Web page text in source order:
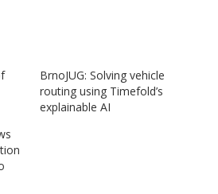
BrnoJUG: Solving vehicle
routing using Timefold’s
explainable AI